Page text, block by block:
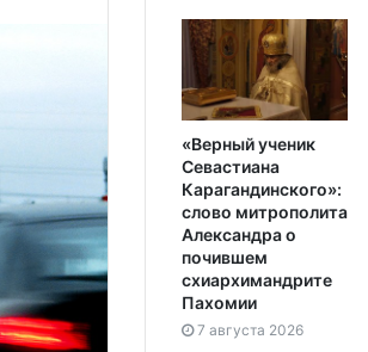
«Верный ученик
Севастиана
Карагандинского»:
слово митрополита
Александра о
почившем
схиархимандрите
Пахомии
7 августа 2026